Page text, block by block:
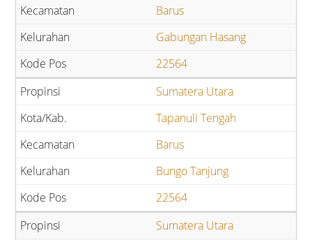
Barus
Gabungan Hasang
22564
Sumatera Utara
Tapanuli Tengah
Barus
Bungo Tanjung
22564
Sumatera Utara